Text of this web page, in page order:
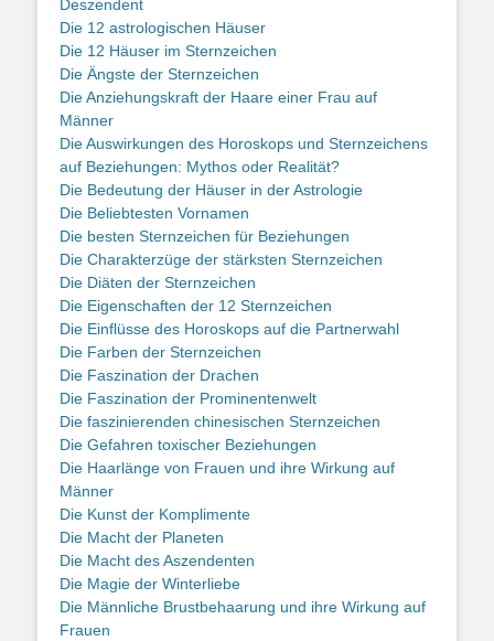
Deszendent
Die 12 astrologischen Häuser
Die 12 Häuser im Sternzeichen
Die Ängste der Sternzeichen
Die Anziehungskraft der Haare einer Frau auf
Männer
Die Auswirkungen des Horoskops und Sternzeichens
auf Beziehungen: Mythos oder Realität?
Die Bedeutung der Häuser in der Astrologie
Die Beliebtesten Vornamen
Die besten Sternzeichen für Beziehungen
Die Charakterzüge der stärksten Sternzeichen
Die Diäten der Sternzeichen
Die Eigenschaften der 12 Sternzeichen
Die Einflüsse des Horoskops auf die Partnerwahl
Die Farben der Sternzeichen
Die Faszination der Drachen
Die Faszination der Prominentenwelt
Die faszinierenden chinesischen Sternzeichen
Die Gefahren toxischer Beziehungen
Die Haarlänge von Frauen und ihre Wirkung auf
Männer
Die Kunst der Komplimente
Die Macht der Planeten
Die Macht des Aszendenten
Die Magie der Winterliebe
Die Männliche Brustbehaarung und ihre Wirkung auf
Frauen